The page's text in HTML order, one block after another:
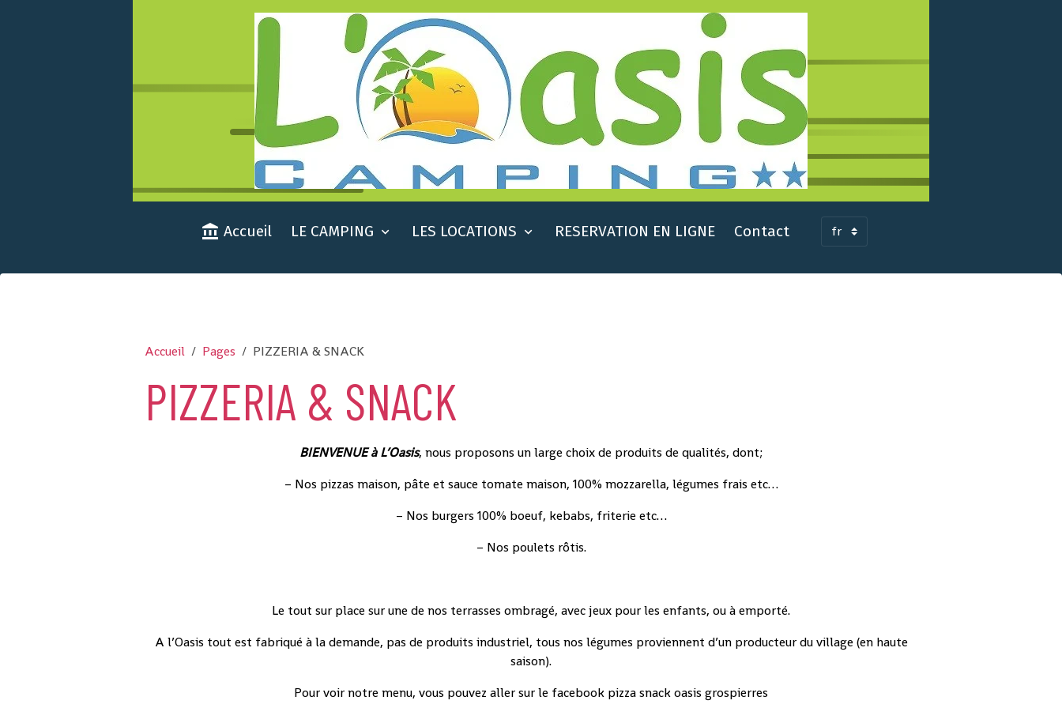
Accueil LE CAMPING LES LOCATIONS RESERVATION EN LIGNE Contact
Accueil Pages PIZZERIA & SNACK
PIZZERIA & SNACK
BIENVENUE à L’Oasis, nous proposons un large choix de produits de qualités, dont;
– Nos pizzas maison, pâte et sauce tomate maison, 100% mozzarella, légumes frais etc…
– Nos burgers 100% boeuf, kebabs, friterie etc…
– Nos poulets rôtis.
Le tout sur place sur une de nos terrasses ombragé, avec jeux pour les enfants, ou à emporté.
A l’Oasis tout est fabriqué à la demande, pas de produits industriel, tous nos légumes proviennent d’un producteur du village (en haute
saison).
Pour voir notre menu, vous pouvez aller sur le facebook pizza snack oasis grospierres